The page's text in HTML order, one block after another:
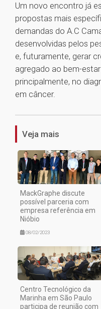
Um novo encontro já
propostas mais
demandas do A.C
desenvolvidas pelos
e, futuramente, gerar
agregado ao bem-
principalmente, no
em câncer.
Veja mais
MackGraphe discute
possível parceria com
empresa referência em
Nióbio
08/02/2023
Centro Tecnológico da
Marinha em São Paulo
participa de reunião com